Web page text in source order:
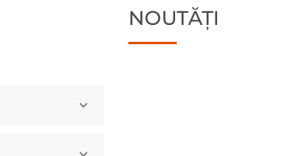
NOUTĂȚI